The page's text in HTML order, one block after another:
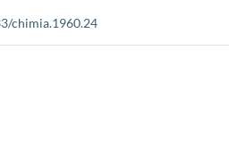
chimia.1960.24